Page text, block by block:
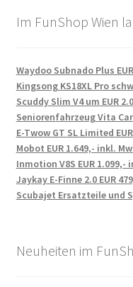
Im FunShop Wien
Waydoo Subnado Plus
Kingsong KS18XL Pro
Scuddy Slim V4 um EUR
Seniorenfahrzeug Vita
E-Twow GT SL Limited
Mobot EUR 1.649,- inkl.
Inmotion V8S EUR 1.099,-
Jaykay E-Finne 2.0 EUR
Scubajet Ersatzteile und
Neuheiten im